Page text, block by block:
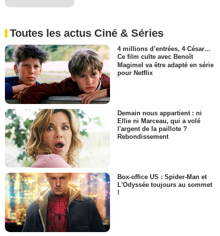
Toutes les actus Ciné & Séries
4 millions d’entrées, 4 César…
Ce film culte avec Benoît
Magimel va être adapté en série
pour Netflix
Demain nous appartient : ni
Ellie ni Marceau, qui a volé
l'argent de la paillote ?
Rebondissement
Box-office US : Spider-Man et
L'Odyssée toujours au sommet
!